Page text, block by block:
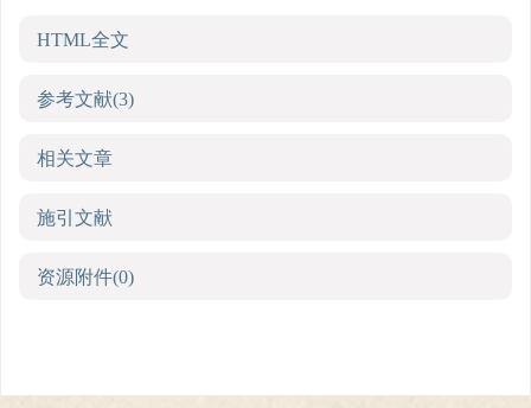
HTML全文
参考文献(3)
相关文章
施引文献
资源附件(0)